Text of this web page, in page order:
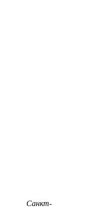
Санкт-